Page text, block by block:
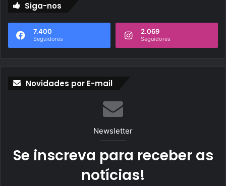
Siga-nos
7.400
Seguidores
2.069
Seguidores
Novidades por E-mail
Newsletter
Se inscreva para receber as
notícias!